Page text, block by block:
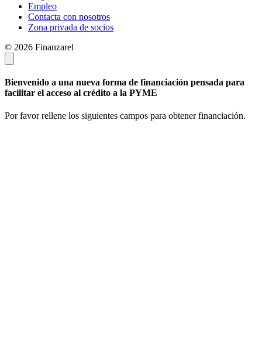
Empleo
Contacta con nosotros
Zona privada de socios
© 2026 Finanzarel
Bienvenido a una nueva forma de financiación pensada para
facilitar el acceso al crédito a la PYME
Por favor rellene los siguientes campos para obtener financiación.